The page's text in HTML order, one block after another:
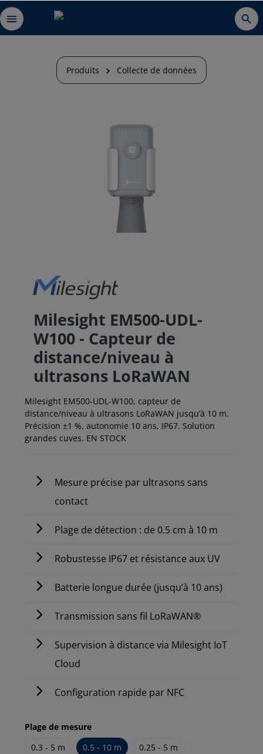
Produits Collecte de données
Milesight EM500-UDL-
W100 - Capteur de
distance/niveau à
ultrasons LoRaWAN
Milesight EM500-UDL-W100, capteur de
distance/niveau à ultrasons LoRaWAN jusqu’à 10 m.
Précision ±1 %, autonomie 10 ans, IP67. Solution
grandes cuves. EN STOCK
Mesure précise par ultrasons sans
contact
Plage de détection : de 0.5 cm à 10 m
Robustesse IP67 et résistance aux UV
Batterie longue durée (jusqu’à 10 ans)
Transmission sans fil LoRaWAN®
Supervision à distance via Milesight IoT
Cloud
Configuration rapide par NFC
Plage de mesure
0.3 - 5 m
0.5 - 10 m 0.25 - 5 m